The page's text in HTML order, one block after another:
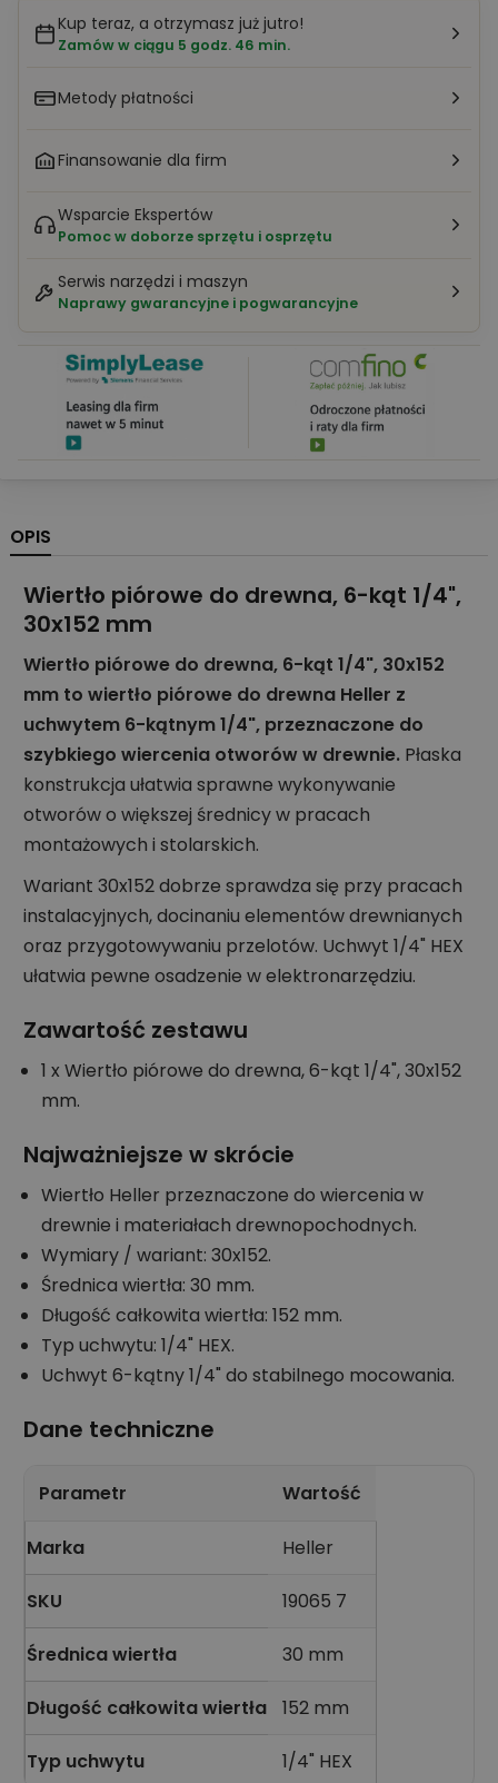
Kup teraz, a otrzymasz już jutro!
Zamów w ciągu 5 godz. 46 min.
Metody płatności
Finansowanie dla firm
Wsparcie Ekspertów
Pomoc w doborze sprzętu i osprzętu
Serwis narzędzi i maszyn
Naprawy gwarancyjne i pogwarancyjne
OPIS
Wiertło piórowe do drewna, 6-kąt 1/4",
30x152 mm
Wiertło piórowe do drewna, 6-kąt 1/4", 30x152
mm to wiertło piórowe do drewna Heller z
uchwytem 6-kątnym 1/4", przeznaczone do
szybkiego wiercenia otworów w drewnie. Płaska
konstrukcja ułatwia sprawne wykonywanie
otworów o większej średnicy w pracach
montażowych i stolarskich.
Wariant 30x152 dobrze sprawdza się przy pracach
instalacyjnych, docinaniu elementów drewnianych
oraz przygotowywaniu przelotów. Uchwyt 1/4" HEX
ułatwia pewne osadzenie w elektronarzędziu.
Zawartość zestawu
1 x Wiertło piórowe do drewna, 6-kąt 1/4", 30x152
mm.
Najważniejsze w skrócie
Wiertło Heller przeznaczone do wiercenia w
drewnie i materiałach drewnopochodnych.
Wymiary / wariant: 30x152.
Średnica wiertła: 30 mm.
Długość całkowita wiertła: 152 mm.
Typ uchwytu: 1/4" HEX.
Uchwyt 6-kątny 1/4" do stabilnego mocowania.
Dane techniczne
Parametr Wartość
Marka Heller
SKU 19065 7
Średnica wiertła 30 mm
Długość całkowita wiertła 152 mm
Typ uchwytu 1/4" HEX